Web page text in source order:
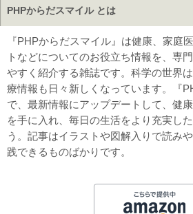
PHPからだスマイル とは
『PHPからだスマイル』は健康、家庭
トなどについてのお役立ち情報を、専
やすく紹介する雑誌です。科学の世界
療情報も日々新しくなっています。『
で、最新情報にアップデートして、健
を手に入れ、毎日の生活をより充実し
う。記事はイラストや図解入りで読み
践できるものばかりです。